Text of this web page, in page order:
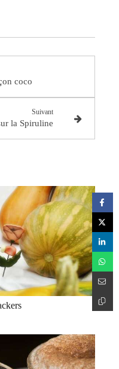
coco
Suivant
la Spiruline